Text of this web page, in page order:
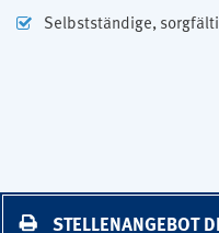
Selbstständige,
STELLENANGEBOT